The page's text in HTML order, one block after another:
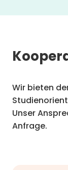
Wir bieten
Unser
Anfrage.